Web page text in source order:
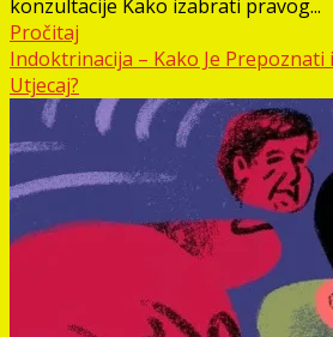
konzultacije Kako izabrati pravog...
Pročitaj
Indoktrinacija – Kako Je Prepoznati
Utjecaj?